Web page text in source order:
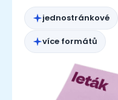
jednostránkové
více formátů